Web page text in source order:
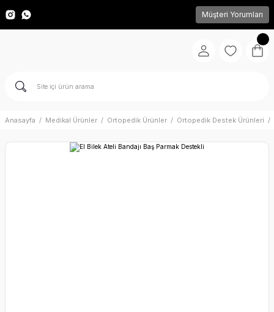
Müşteri Yorumları
Anasayfa Medikal Ürünler Ortopedik Ürünler Ortopedik Destek Ürünleri